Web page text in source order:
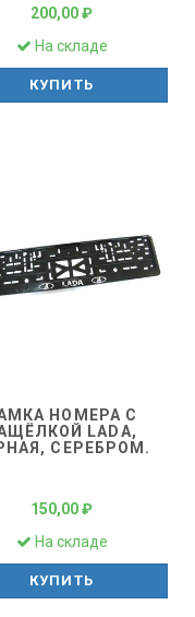
200,00 ₽
На складе
КУПИТЬ
НОМЕРА С
LADA,
СЕРЕБРОМ.
150,00 ₽
На складе
КУПИТЬ